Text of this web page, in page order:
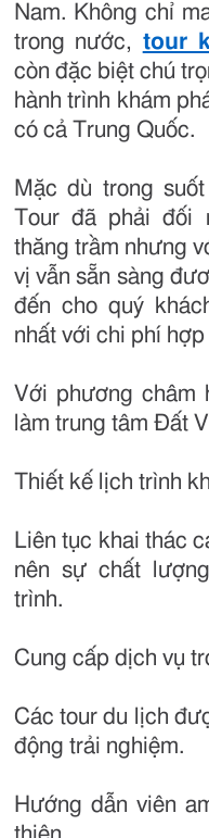
Nam. Không chỉ
trong nước, tour
còn đặc biệt chú
hành trình khám
có cả Trung Quốc.
Mặc dù trong
Tour đã phải đối
thăng trầm nhưng
vị vẫn sẵn sàng
đến cho quý
nhất với chi phí hợp
Với phương châm
làm trung tâm Đất
Thiết kế lịch trình
Liên tục khai thác
nên sự chất
trình.
Cung cấp dịch vụ
Các tour du lịch
động trải nghiệm.
Hướng dẫn viên